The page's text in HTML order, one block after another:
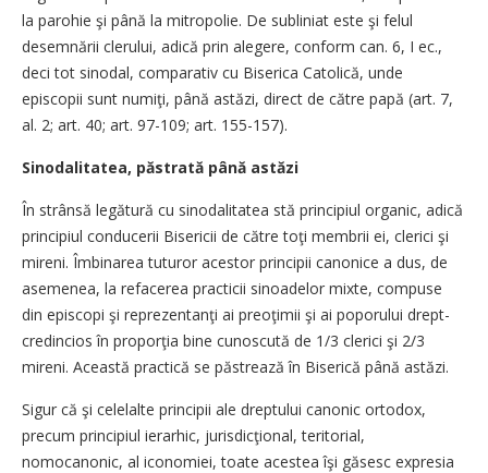
la parohie şi până la mitropolie. De subliniat este şi felul
desemnării clerului, adică prin alegere, conform can. 6, I ec.,
deci tot sinodal, comparativ cu Biserica Catolică, unde
episcopii sunt numiţi, până astăzi, direct de către papă (art. 7,
al. 2; art. 40; art. 97-109; art. 155-157).
Sinodalitatea, păstrată până astăzi
În strânsă legătură cu sinodalitatea stă principiul organic, adică
principiul conducerii Bisericii de către toţi membrii ei, clerici şi
mireni. Îmbinarea tuturor acestor principii canonice a dus, de
asemenea, la refacerea practicii sinoadelor mixte, compuse
din episcopi şi reprezentanţi ai preoţimii şi ai poporului drept-
credincios în proporţia bine cunoscută de 1/3 clerici şi 2/3
mireni. Această practică se păstrează în Biserică până astăzi.
Sigur că şi celelalte principii ale dreptului canonic ortodox,
precum principiul ierarhic, jurisdicţional, teritorial,
nomocanonic, al iconomiei, toate acestea îşi găsesc expresia